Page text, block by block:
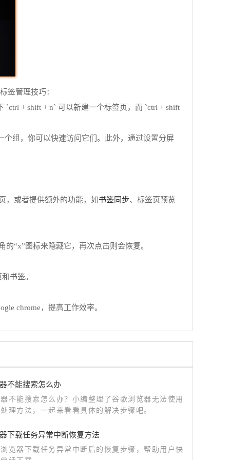
签管理技巧：
+ shift + n` 可以新建一个标签页，而 `ctrl + shift
个组，你可以快速访问它们。此外，通过设置分屏
，或者提供额外的功能，如书签同步、标签页预览
“x”图标来隐藏它，再次点击则会恢复。
书签。
chrome，提高工作效率。
不能搜索怎么办
不能搜索怎么办？小编整理了谷歌浏览器无法使用
理方法，一起来看看具体的解决步骤吧。
下载任务异常中断恢复方法
览器下载任务异常中断后的恢复步骤，帮助用户快